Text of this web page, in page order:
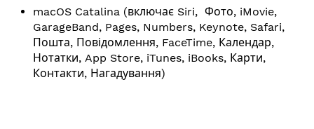
macOS Catalina (включає Siri, Фото, iMovie,
GarageBand, Pages, Numbers, Keynote, Safari,
Пошта, Повідомлення, FaceTime, Календар,
Нотатки, App Store, iTunes, iBooks, Карти,
Контакти, Нагадування)